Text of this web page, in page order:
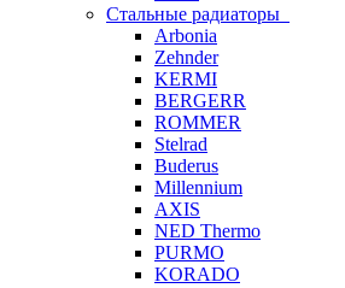
Стальные радиаторы
Arbonia
Zehnder
KERMI
BERGERR
ROMMER
Stelrad
Buderus
Millennium
AXIS
NED Thermo
PURMO
KORADO